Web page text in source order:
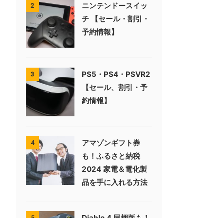
2
ニンテンドースイッ
チ 【セール・割引・
予約情報】
3
PS5・PS4・PSVR2
【セール、割引・予
約情報】
4
アマゾンギフト券
も！ふるさと納税
2024 家電＆電化製
品を手に入れる方法